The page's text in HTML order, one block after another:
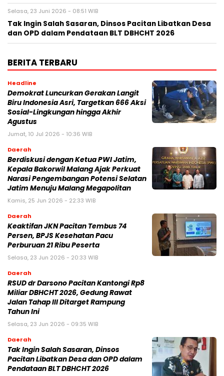
Selasa, 23 Juni 2026 - 08:51 WIB
Tak Ingin Salah Sasaran, Dinsos Pacitan Libatkan Desa
dan OPD dalam Pendataan BLT DBHCHT 2026
BERITA TERBARU
Headline
Demokrat Luncurkan Gerakan Langit
Biru Indonesia Asri, Targetkan 666 Aksi
Sosial-Lingkungan hingga Akhir
Agustus
Jumat, 10 Jul 2026 - 10:36 WIB
Daerah
Berdiskusi dengan Ketua PWI Jatim,
Kepala Bakorwil Malang Ajak Perkuat
Narasi Pengembangan Potensi Selatan
Jatim Menuju Malang Megapolitan
Kamis, 25 Jun 2026 - 22:33 WIB
Daerah
Keaktifan JKN Pacitan Tembus 74
Persen, BPJS Kesehatan Pacu
Perburuan 21 Ribu Peserta
Selasa, 23 Jun 2026 - 20:33 WIB
Daerah
RSUD dr Darsono Pacitan Kantongi Rp8
Miliar DBHCHT 2026, Gedung Rawat
Jalan Tahap III Ditarget Rampung
Tahun Ini
Selasa, 23 Jun 2026 - 09:35 WIB
Daerah
Tak Ingin Salah Sasaran, Dinsos
Pacitan Libatkan Desa dan OPD dalam
Pendataan BLT DBHCHT 2026